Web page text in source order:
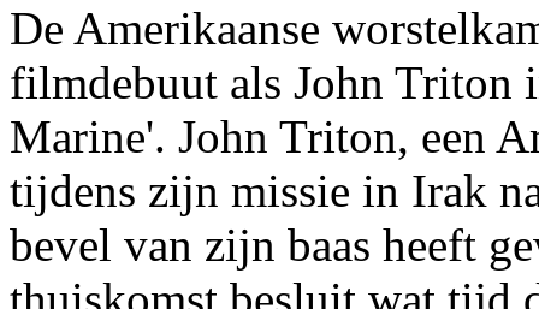
De Amerikaanse
filmdebuut als John Triton
Marine'. John Triton, een
tijdens zijn missie in Irak
bevel van zijn baas heeft
thuiskomst besluit wat tijd